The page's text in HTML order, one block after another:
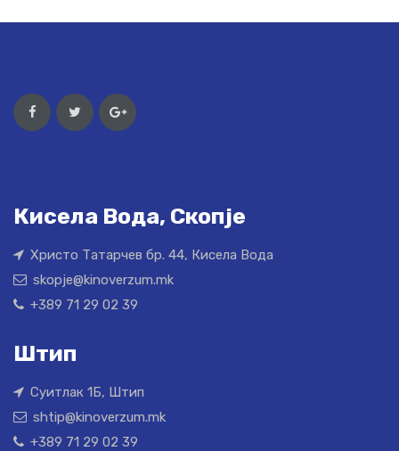
Кисела Вода, Скопје
Христо Татарчев бр. 44, Кисела Вода
skopje@kinoverzum.mk
+389 71 29 02 39
Штип
Суитлак 1Б, Штип
shtip@kinoverzum.mk
+389 71 29 02 39